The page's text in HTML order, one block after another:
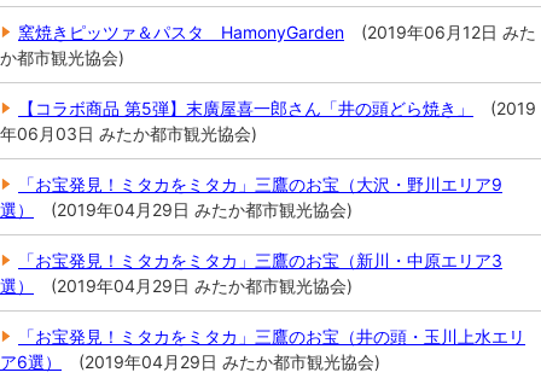
窯焼きピッツァ＆パスタ HamonyGarden (2019年06月12日 みた
か都市観光協会)
【コラボ商品 第5弾】末廣屋喜一郎さん「井の頭どら焼き」 (2019
年06月03日 みたか都市観光協会)
「お宝発見！ミタカをミタカ」三鷹のお宝（大沢・野川エリア9
選）
(2019年04月29日 みたか都市観光協会)
「お宝発見！ミタカをミタカ」三鷹のお宝（新川・中原エリア3
選）
(2019年04月29日 みたか都市観光協会)
「お宝発見！ミタカをミタカ」三鷹のお宝（井の頭・玉川上水エリ
ア6選）
(2019年04月29日 みたか都市観光協会)